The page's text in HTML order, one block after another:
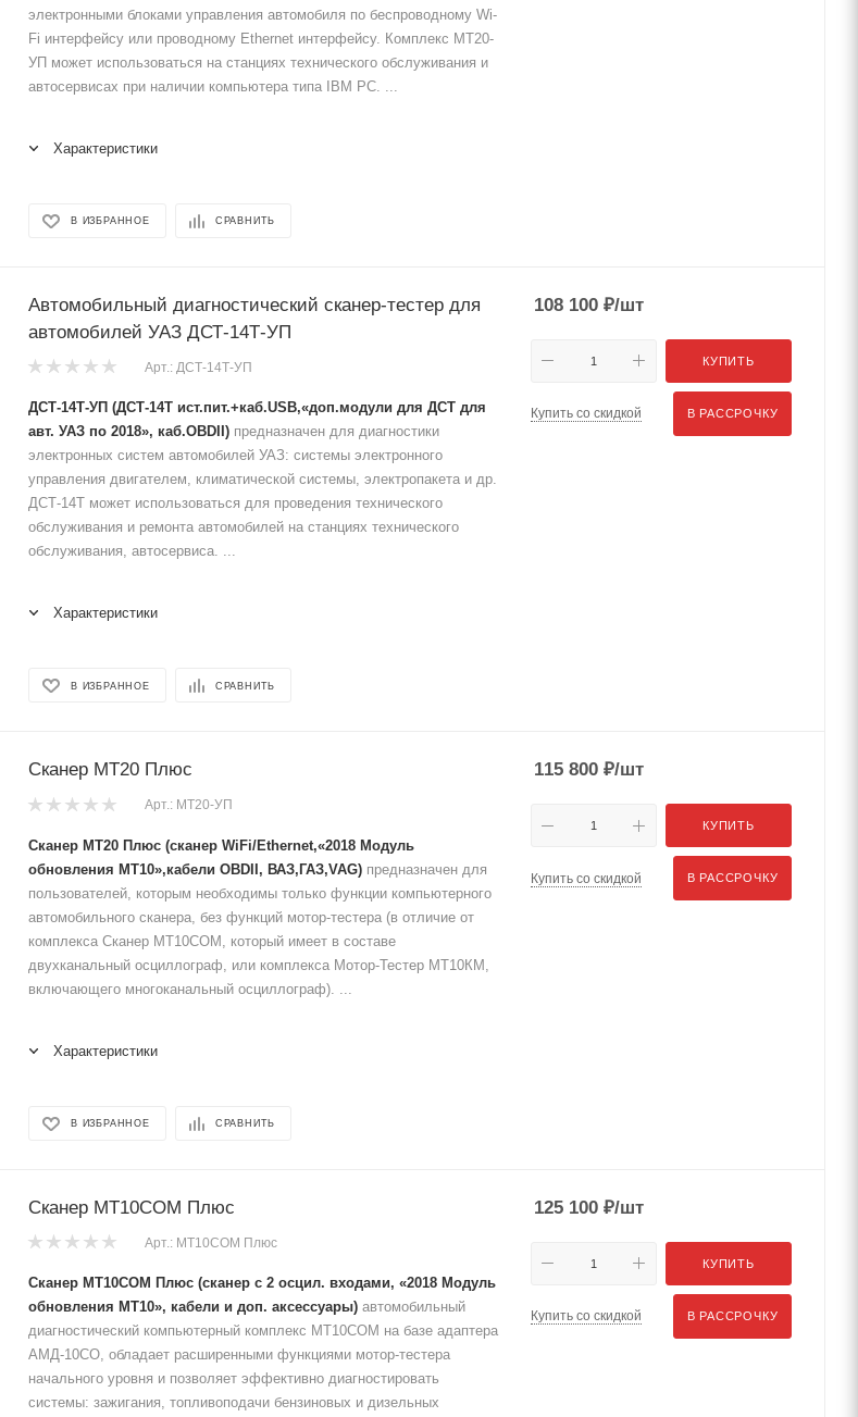
электронными блоками управления автомобиля по беспроводному Wi-
Fi интерфейсу или проводному Ethernet интерфейсу. Комплекс МТ20-
УП может использоваться на станциях технического обслуживания и
автосервисах при наличии компьютера типа IBM PC. ...
Характеристики
В ИЗБРАННОЕ СРАВНИТЬ
Автомобильный диагностический сканер-тестер для
автомобилей УАЗ ДСТ-14Т-УП
Арт.: ДСТ-14Т-УП
ДСТ-14Т-УП (ДСТ-14Т ист.пит.+каб.USB,«доп.модули для ДСТ для
авт. УАЗ по 2018», каб.OBDII) предназначен для диагностики
электронных систем автомобилей УАЗ: системы электронного
управления двигателем, климатической системы, электропакета и др.
ДСТ-14Т может использоваться для проведения технического
обслуживания и ремонта автомобилей на станциях технического
обслуживания, автосервиса. ...
Характеристики
В ИЗБРАННОЕ СРАВНИТЬ
108 100 ₽/шт
КУПИТЬ
Купить со скидкой В РАССРОЧКУ
Сканер МТ20 Плюс
Арт.: МТ20-УП
Сканер МТ20 Плюс (сканер WiFi/Ethernet,«2018 Модуль
обновления МТ10»,кабели OBDII, ВАЗ,ГАЗ,VAG) предназначен для
пользователей, которым необходимы только функции компьютерного
автомобильного сканера, без функций мотор-тестера (в отличие от
комплекса Сканер МТ10СОМ, который имеет в составе
двухканальный осциллограф, или комплекса Мотор-Тестер МТ10КМ,
включающего многоканальный осциллограф). ...
Характеристики
В ИЗБРАННОЕ СРАВНИТЬ
115 800 ₽/шт
КУПИТЬ
Купить со скидкой В РАССРОЧКУ
Сканер МТ10СОМ Плюс
Арт.: МТ10СОМ Плюс
Сканер МТ10СОМ Плюс (сканер с 2 осцил. входами, «2018 Модуль
обновления МТ10», кабели и доп. аксессуары) автомобильный
диагностический компьютерный комплекс МТ10СОМ на базе адаптера
АМД-10СО, обладает расширенными функциями мотор-тестера
начального уровня и позволяет эффективно диагностировать
системы: зажигания, топливоподачи бензиновых и дизельных
125 100 ₽/шт
КУПИТЬ
Купить со скидкой В РАССРОЧКУ